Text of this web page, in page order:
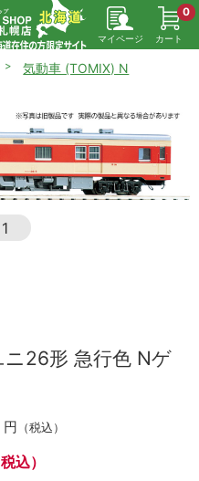
マイページ カート
0
気動車 (TOMIX) N
1
26形 急行色 Nゲ
円 （税込）
税込）